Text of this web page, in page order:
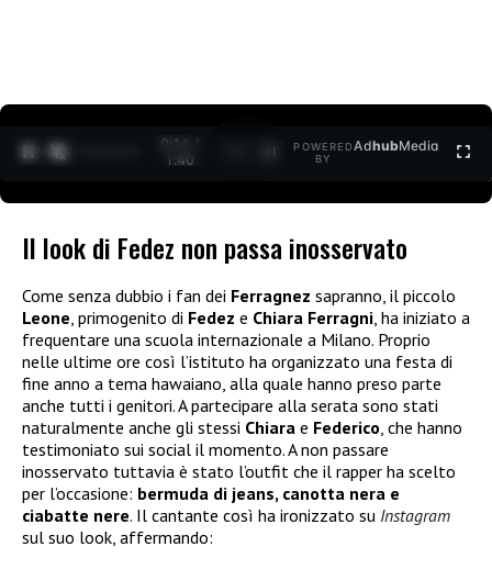
0:15 /
1:40
POWERED
BY
AdhubMedia
Il look di Fedez non passa inosservato
Come senza dubbio i fan dei Ferragnez sapranno, il piccolo
Leone, primogenito di Fedez e Chiara Ferragni, ha iniziato a
frequentare una scuola internazionale a Milano. Proprio
nelle ultime ore così l’istituto ha organizzato una festa di
fine anno a tema hawaiano, alla quale hanno preso parte
anche tutti i genitori. A partecipare alla serata sono stati
naturalmente anche gli stessi Chiara e Federico, che hanno
testimoniato sui social il momento. A non passare
inosservato tuttavia è stato l’outfit che il rapper ha scelto
per l’occasione: bermuda di jeans, canotta nera e
ciabatte nere. Il cantante così ha ironizzato su Instagram
sul suo look, affermando: